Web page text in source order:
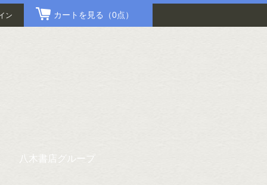
ン カートを見る （0点）
八木書店グループ